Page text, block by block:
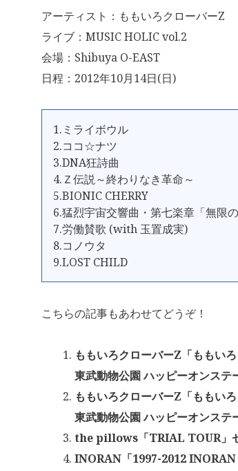
アーティスト：ももいろクローバーZ
ライブ：MUSIC HOLIC vol.2
会場：Shibuya O-EAST
日程：2012年10月14日(日)
1.ミライボウル
2.ココ☆ナツ
3.DNA狂詩曲
4.Ｚ伝説～終わりなき革命～
5.BIONIC CHERRY
6.猛烈宇宙交響曲・第七楽章「無限の
7.労働賛歌 (with 玉置成実)
8.コノウタ
9.LOST CHILD
こちらの記事もあわせてどうぞ！
ももいろクローバーZ「ももい
東武動物公園 ハッピーオンステ
ももいろクローバーZ「ももい
東武動物公園 ハッピーオンステ
the pillows「TRIAL TOUR」
INORAN「1997-2012